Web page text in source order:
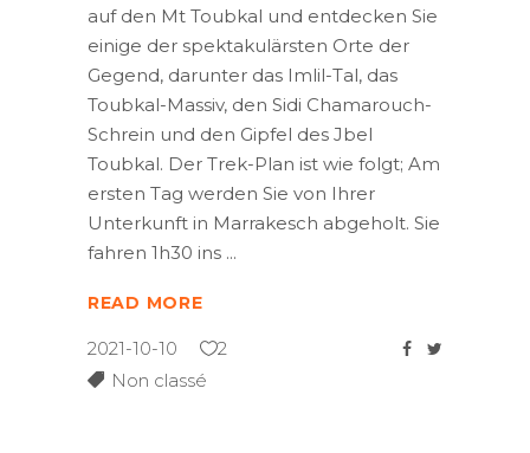
auf den Mt Toubkal und entdecken Sie
einige der spektakulärsten Orte der
Gegend, darunter das Imlil-Tal, das
Toubkal-Massiv, den Sidi Chamarouch-
Schrein und den Gipfel des Jbel
Toubkal. Der Trek-Plan ist wie folgt; Am
ersten Tag werden Sie von Ihrer
Unterkunft in Marrakesch abgeholt. Sie
fahren 1h30 ins
READ MORE
2021-10-10
2
Non classé